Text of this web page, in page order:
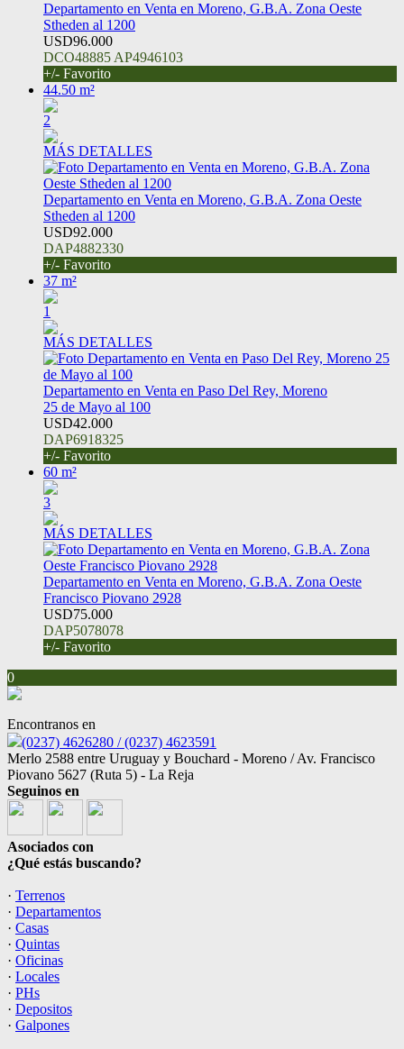
Departamento en Venta en Moreno, G.B.A. Zona Oeste
Stheden al 1200
USD96.000
DCO48885 AP4946103
+/- Favorito
44.50 m²
2
MÁS DETALLES
Departamento en Venta en Moreno, G.B.A. Zona Oeste
Stheden al 1200
USD92.000
DAP4882330
+/- Favorito
37 m²
1
MÁS DETALLES
Departamento en Venta en Paso Del Rey, Moreno
25 de Mayo al 100
USD42.000
DAP6918325
+/- Favorito
60 m²
3
MÁS DETALLES
Departamento en Venta en Moreno, G.B.A. Zona Oeste
Francisco Piovano 2928
USD75.000
DAP5078078
+/- Favorito
0
Encontranos en
(0237) 4626280 / (0237) 4623591
Merlo 2588 entre Uruguay y Bouchard - Moreno / Av. Francisco
Piovano 5627 (Ruta 5) - La Reja
Seguinos en
Asociados con
¿Qué estás buscando?
· Terrenos
· Departamentos
· Casas
· Quintas
· Oficinas
· Locales
· PHs
· Depositos
· Galpones